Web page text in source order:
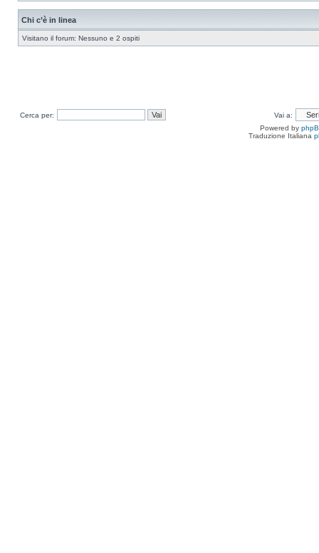
Chi c’è in linea
Visitano il forum: Nessuno e 2 ospiti
Cerca per:
Vai a:
Powered by
Traduzione Italiana